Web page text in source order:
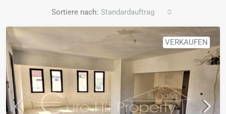
Sortiere nach: Standardauftrag
VERKAUFEN